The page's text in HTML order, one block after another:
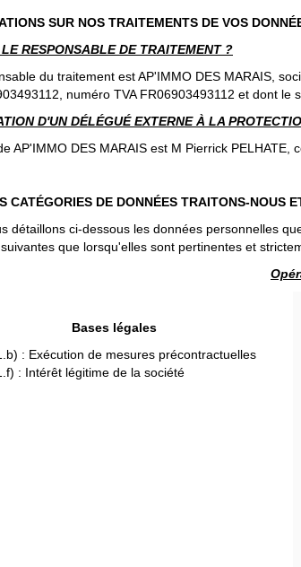
SUR NOS TRAITEMENTS DE VOS
RESPONSABLE DE TRAITEMENT ?
du traitement est AP'IMMO DES MARAIS,
numéro TVA FR06903493112 et dont
D'UN DÉLÉGUÉ EXTERNE À LA
AP'IMMO DES MARAIS est M Pierrick
CATÉGORIES DE DONNÉES TRAITONS-NOUS
détaillons ci-dessous les données personnelles
que lorsqu'elles sont pertinentes et
Bases légales
: Exécution de mesures précontractuelles
: Intérêt légitime de la société